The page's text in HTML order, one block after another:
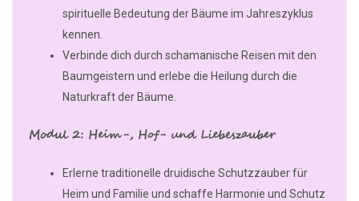
spirituelle Bedeutung der Bäume im Jahreszyklus
kennen.
Verbinde dich durch schamanische Reisen mit den
Baumgeistern und erlebe die Heilung durch die
Naturkraft der Bäume.
Modul 2: Heim-, Hof- und Liebeszauber
Erlerne traditionelle druidische Schutzzauber für
Heim und Familie und schaffe Harmonie und Schutz